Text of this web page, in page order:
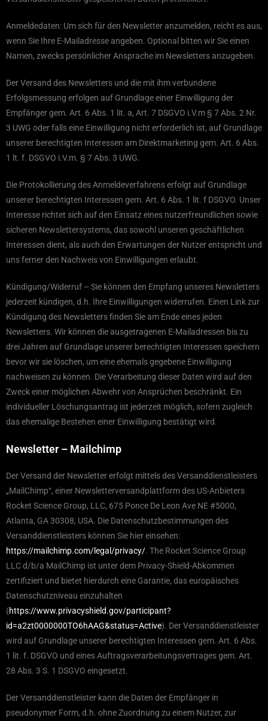
Anmeldedaten: Um sich für den Newsletter anzumelden, reicht es aus,
wenn Sie Ihre E-Mailadresse angeben. Optional bitten wir Sie einen
Namen, zwecks persönlicher Ansprache im Newsletters anzugeben.
Der Versand des Newsletters und die mit ihm verbundene
Erfolgsmessung erfolgen auf Grundlage einer Einwilligung der
Empfänger gem. Art. 6 Abs. 1 lit. a, Art. 7 DSGVO i.V.m § 7 Abs. 2 Nr.
3 UWG oder falls eine Einwilligung nicht erforderlich ist, auf Grundlage
unserer berechtigten Interessen am Direktmarketing gem. Art. 6 Abs.
1 lt. f. DSGVO i.V.m. § 7 Abs. 3 UWG.
Die Protokollierung des Anmeldeverfahrens erfolgt auf Grundlage
unserer berechtigten Interessen gem. Art. 6 Abs. 1 lit. f DSGVO. Unser
Interesse richtet sich auf den Einsatz eines nutzerfreundlichen sowie
sicheren Newslettersystems, das sowohl unseren geschäftlichen
Interessen dient, als auch den Erwartungen der Nutzer entspricht und
uns ferner den Nachweis von Einwilligungen erlaubt.
Kündigung/Widerruf – Sie können den Empfang unseres Newsletters
jederzeit kündigen, d.h. Ihre Einwilligungen widerrufen. Einen Link zur
Kündigung des Newsletters finden Sie am Ende eines jeden
Newsletters. Wir können die ausgetragenen E-Mailadressen bis zu
drei Jahren auf Grundlage unserer berechtigten Interessen speichern
bevor wir sie löschen, um eine ehemals gegebene Einwilligung
nachweisen zu können. Die Verarbeitung dieser Daten wird auf den
Zweck einer möglichen Abwehr von Ansprüchen beschränkt. Ein
individueller Löschungsantrag ist jederzeit möglich, sofern zugleich
das ehemalige Bestehen einer Einwilligung bestätigt wird.
Newsletter – Mailchimp
Der Versand der Newsletter erfolgt mittels des Versanddienstleisters
„MailChimp“, einer Newsletterversandplattform des US-Anbieters
Rocket Science Group, LLC, 675 Ponce De Leon Ave NE #5000,
Atlanta, GA 30308, USA. Die Datenschutzbestimmungen des
Versanddienstleisters können Sie hier einsehen:
https://mailchimp.com/legal/privacy/. The Rocket Science Group
LLC d/b/a MailChimp ist unter dem Privacy-Shield-Abkommen
zertifiziert und bietet hierdurch eine Garantie, das europäisches
Datenschutzniveau einzuhalten
(https://www.privacyshield.gov/participant?
id=a2zt0000000TO6hAAG&status=Active). Der Versanddienstleister
wird auf Grundlage unserer berechtigten Interessen gem. Art. 6 Abs.
1 lit. f. DSGVO und eines Auftragsverarbeitungsvertrages gem. Art.
28 Abs. 3 S. 1 DSGVO eingesetzt.
Der Versanddienstleister kann die Daten der Empfänger in
pseudonymer Form, d.h. ohne Zuordnung zu einem Nutzer, zur